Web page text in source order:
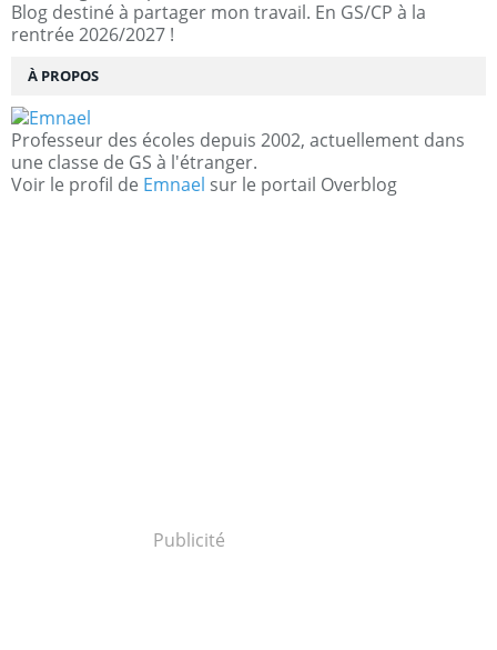
Blog destiné à partager mon travail. En GS/CP à la
rentrée 2026/2027 !
À PROPOS
Professeur des écoles depuis 2002, actuellement dans
une classe de GS à l'étranger.
Voir le profil de Emnael sur le portail Overblog
Publicité